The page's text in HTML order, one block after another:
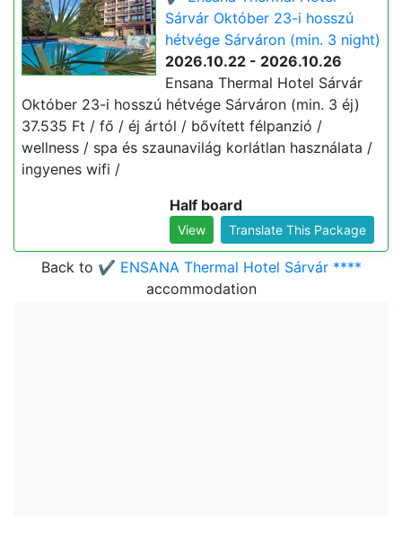
Sárvár Október 23-i hosszú
hétvége Sárváron (min. 3 night)
2026.10.22 - 2026.10.26
Ensana Thermal Hotel Sárvár
Október 23-i hosszú hétvége Sárváron (min. 3 éj)
37.535 Ft / fő / éj ártól / bővített félpanzió /
wellness / spa és szaunavilág korlátlan használata /
ingyenes wifi /
Half board
View Translate This Package
Back to ✔️ ENSANA Thermal Hotel Sárvár ****
accommodation